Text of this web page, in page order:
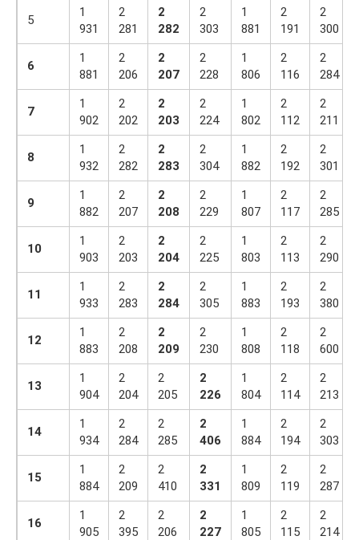
5
1
931
2
281
2
282
2
303
1
881
2
191
2
300
6
1
881
2
206
2
207
2
228
1
806
2
116
2
284
7
1
902
2
202
2
203
2
224
1
802
2
112
2
211
8
1
932
2
282
2
283
2
304
1
882
2
192
2
301
9
1
882
2
207
2
208
2
229
1
807
2
117
2
285
10
1
903
2
203
2
204
2
225
1
803
2
113
2
290
11
1
933
2
283
2
284
2
305
1
883
2
193
2
380
12
1
883
2
208
2
209
2
230
1
808
2
118
2
600
13
1
904
2
204
2
205
2
226
1
804
2
114
2
213
14
1
934
2
284
2
285
2
406
1
884
2
194
2
303
15
1
884
2
209
2
410
2
331
1
809
2
119
2
287
16
1
905
2
395
2
206
2
227
1
805
2
115
2
214